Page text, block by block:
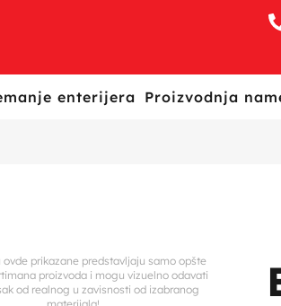
enterijera Proizvodnja
ovde prikazane predstavljaju samo opšte
proizvoda i mogu vizuelno odavati
od realnog u zavisnosti od izabranog